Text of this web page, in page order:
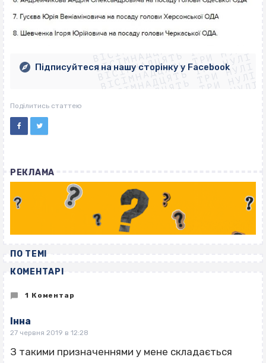
ВІСІМНАДЦЯТЬ ТРИ НУЛІ
ВІСІМНАДЦЯТЬ ТРИ НУЛІ
ВІСІМНАДЦЯТЬ ТРИ НУЛІ
ВІСІМНАДЦЯТЬ ТРИ НУЛІ
ВІСІМНАДЦЯТЬ ТРИ НУЛІ
ВІСІМНАДЦЯТЬ ТРИ НУЛІ
ВІСІМНАДЦЯТЬ ТРИ НУЛІ
ВІСІМНАДЦЯТЬ ТРИ НУЛІ
Підписуйтеся на нашу сторінку у Facebook
Поділитись статтею
РЕКЛАМА
ПО ТЕМІ
КОМЕНТАРІ
1 Коментар
Інна
27 червня 2019 в 12:28
З такими призначеннями у мене складається